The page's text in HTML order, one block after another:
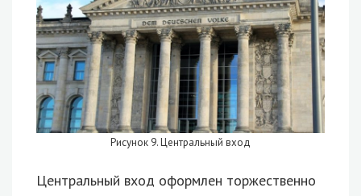
Рисунок 9. Центральный вход
Центральный вход оформлен торжественно